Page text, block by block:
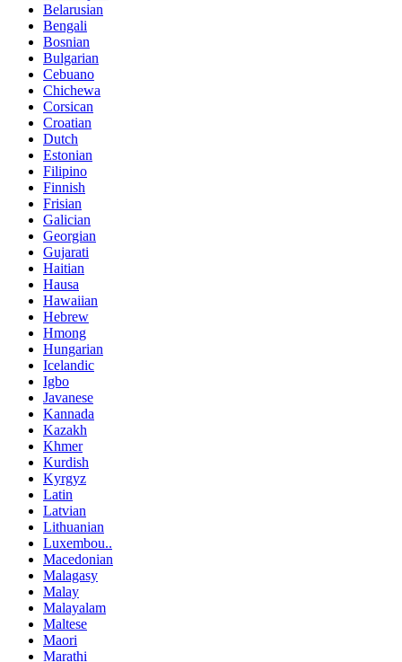
Belarusian
Bengali
Bosnian
Bulgarian
Cebuano
Chichewa
Corsican
Croatian
Dutch
Estonian
Filipino
Finnish
Frisian
Galician
Georgian
Gujarati
Haitian
Hausa
Hawaiian
Hebrew
Hmong
Hungarian
Icelandic
Igbo
Javanese
Kannada
Kazakh
Khmer
Kurdish
Kyrgyz
Latin
Latvian
Lithuanian
Luxembou..
Macedonian
Malagasy
Malay
Malayalam
Maltese
Maori
Marathi